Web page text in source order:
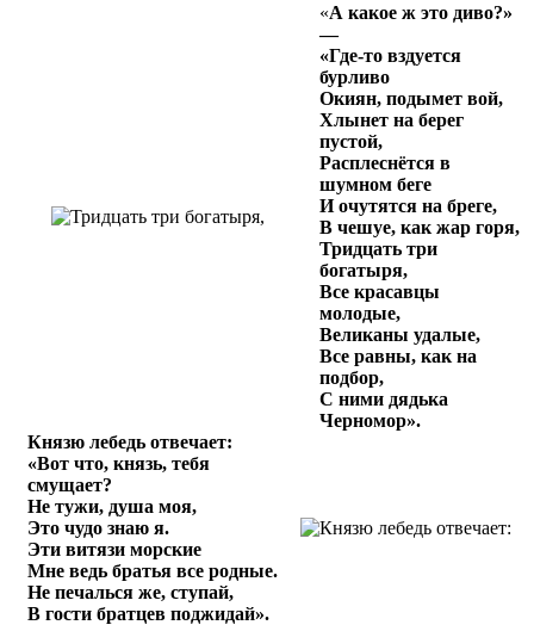
«А какое ж это диво?»
—
«Где-то вздуется
бурливо
Окиян, подымет вой,
Хлынет на берег
пустой,
Расплеснётся в
шумном беге
И очутятся на бреге,
В чешуе, как жар горя,
Тридцать три
богатыря,
Все красавцы
молодые,
Великаны удалые,
Все равны, как на
подбор,
С ними дядька
Черномор».
Князю лебедь отвечает:
«Вот что, князь, тебя
смущает?
Не тужи, душа моя,
Это чудо знаю я.
Эти витязи морские
Мне ведь братья все родные.
Не печалься же, ступай,
В гости братцев поджидай».